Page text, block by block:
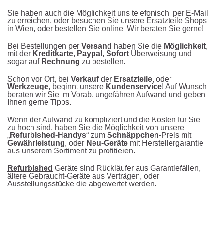
Sie haben auch die Möglichkeit uns telefonisch, per E-Mail
zu erreichen, oder besuchen Sie unsere Ersatzteile Shops
in Wien, oder bestellen Sie online. Wir beraten Sie gerne!
Bei Bestellungen per Versand haben Sie die Möglichkeit,
mit der Kreditkarte, Paypal , Sofort Überweisung und
sogar auf Rechnung zu bestellen.
Schon vor Ort, bei Verkauf der Ersatzteile, oder
Werkzeuge, beginnt unsere Kundenservice! Auf Wunsch
beraten wir Sie im Vorab, ungefähren Aufwand und geben
Ihnen gerne Tipps.
Wenn der Aufwand zu kompliziert und die Kosten für Sie
zu hoch sind, haben Sie die Möglichkeit von unsere
„Refurbished-Handys“ zum Schnäppchen-Preis mit
Gewährleistung, oder Neu-Geräte mit Herstellergarantie
aus unserem Sortiment zu profitieren.
Refurbished Geräte sind Rückläufer aus Garantiefällen,
ältere Gebraucht-Geräte aus Verträgen, oder
Ausstellungsstücke die abgewertet werden.